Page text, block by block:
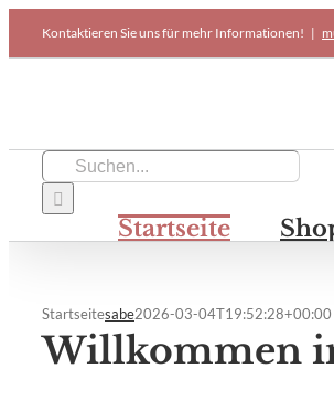
content
Kontaktieren Sie uns für mehr Informationen! |
Suche
nach:
Startseite
Startseitesabe2026-03-04T19:52:28+00:00
Willkommen